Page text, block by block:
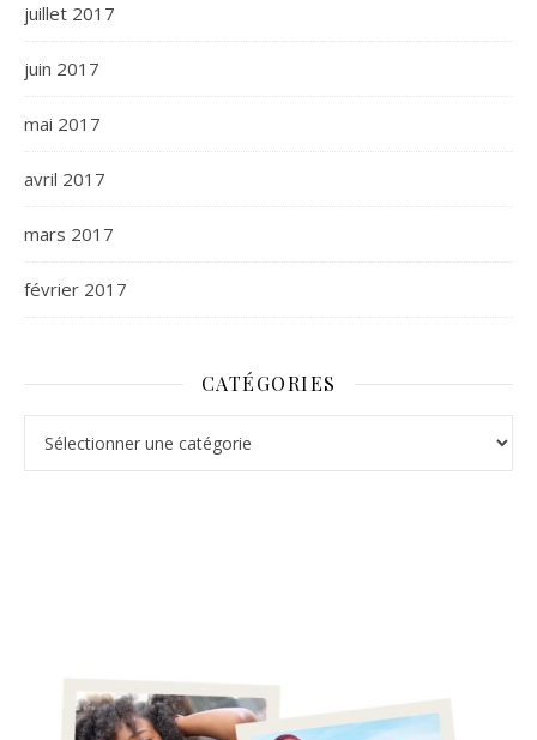
juillet 2017
juin 2017
mai 2017
avril 2017
mars 2017
février 2017
CATÉGORIES